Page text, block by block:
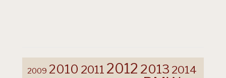
2009 2010 2011 2012 2013 2014